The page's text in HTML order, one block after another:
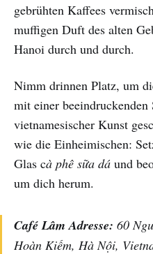
gebrühten Kaffees
muffigen Duft des alten
Hanoi durch und durch.
Nimm drinnen Platz, um
mit einer
vietnamesischer Kunst
wie die Einheimischen:
Glas cà phê sữa dá und
um dich herum.
Café Lâm Adresse: 60
Hoàn Kiếm, Hà Nội,